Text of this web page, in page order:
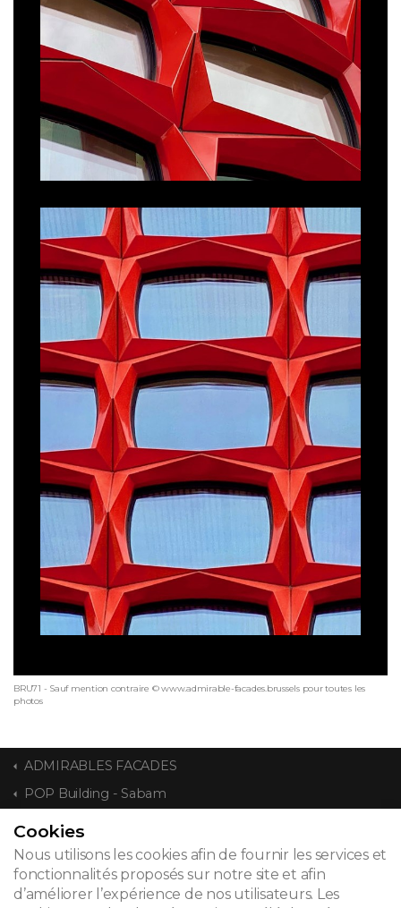
BRU71 - Sauf mention contraire © www.admirable-facades.brussels pour toutes les
photos
ADMIRABLES FACADES
POP Building - Sabam
CONTACT
Cookies
Nous utilisons les cookies afin de fournir les services et
fonctionnalités proposés sur notre site et afin
d’améliorer l’expérience de nos utilisateurs. Les